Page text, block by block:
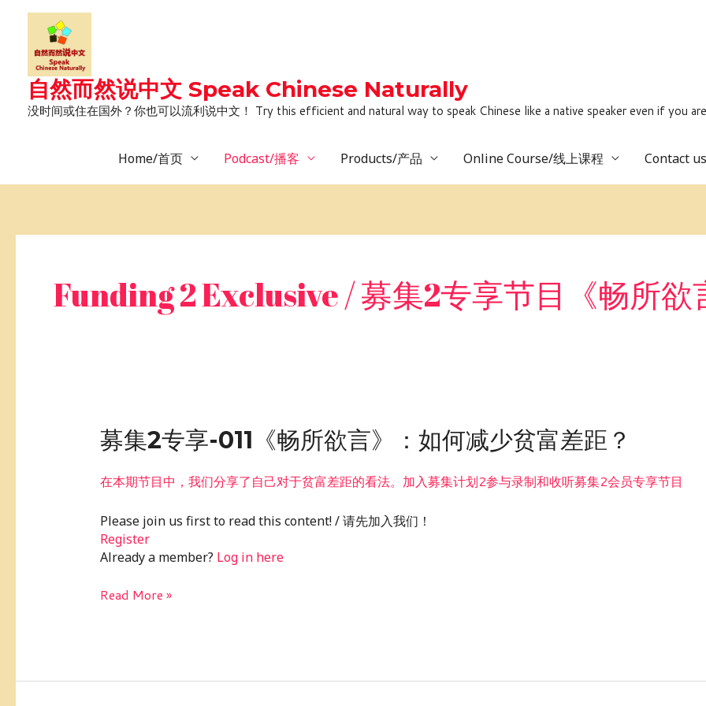
自然而然说中文 Speak Chinese Naturally
没时间或住在国外？你也可以流利说中文！ Try this efficient and natural way to speak Chinese like a native speaker even if you
Home/首页 Podcast/播客 Products/产品 Online Course/线上课程 Contact
Funding 2 Exclusive / 募集2专享节目《畅所欲
募集2专享-011《畅所欲言》：如何减少贫富差距？
在本期节目中，我们分享了自己对于贫富差距的看法。加入募集计划2参与录制和收听募集2会员专享节目
Please join us first to read this content! / 请先加入我们！
Register
Already a member? Log in here
募
集
专
所
欲
言》：
何
差
Read More »